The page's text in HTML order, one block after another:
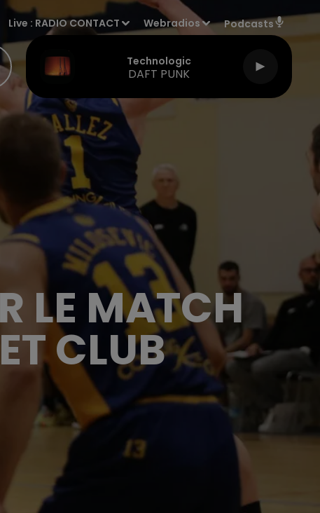
Live : RADIO CONTACT Webradios Podcasts
Technologic
DAFT PUNK
LE MATCH
CLUB